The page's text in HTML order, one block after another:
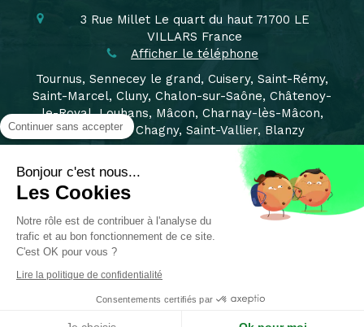
3 Rue Millet Le quart du haut 71700 LE
VILLARS France
Afficher le téléphone
Tournus, Sennecey le grand, Cuisery, Saint-Rémy,
Saint-Marcel, Cluny, Chalon-sur-Saône, Châtenoy-
le-Royal, Louhans, Mâcon, Charnay-lès-Mâcon,
Montchanin, Chagny, Saint-Vallier, Blanzy
Pont de vaux, Sermoyer, Reyssouze, Feillens, Bourg
en Bresse, Beaune, Dijon,
Mentions légales
©2019 Isabelle Reby - Sophrologue Tournus
Création et référencement du site par Simplébo
Ce site est parrainé par la
Chambre Syndicale de la Sophrologie
Continuer sans accepter
Bonjour c'est nous...
Les Cookies
Notre rôle est de contribuer à l'analyse du
trafic et au bon fonctionnement de ce site.
C'est OK pour vous ?
Lire la politique de confidentialité
Consentements certifiés par